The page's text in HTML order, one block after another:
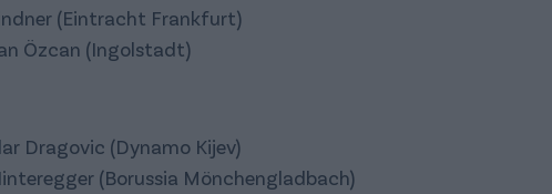
(Eintracht Frankfurt)
Özcan (Ingolstadt)
Dragovic (Dynamo Kijev)
(Borussia Mönchengladbach)